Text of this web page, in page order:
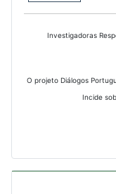
Investigadoras
O projeto Diálogos
Incide